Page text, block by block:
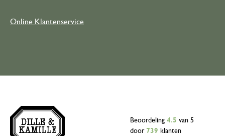
Online Klantenservice
Beoordeling 4.5 van 5
door 739 klanten